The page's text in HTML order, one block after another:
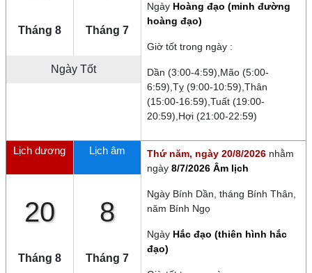
Tháng 8 Tháng 7
Ngày Tốt
Ngày Hoàng đạo (minh đường
hoàng đạo)
Giờ tốt trong ngày :
Dần (3:00-4:59),Mão (5:00-
6:59),Tỵ (9:00-10:59),Thân
(15:00-16:59),Tuất (19:00-
20:59),Hợi (21:00-22:59)
Lịch dương
20
Tháng 8
Lịch âm
8
Tháng 7
Thứ năm, ngày 20/8/2026 nhằm
ngày 8/7/2026 Âm lịch
Ngày Bính Dần , tháng Bính Thân
năm Bính Ngọ
Ngày Hắc đạo (thiên hình hắc
đạo)